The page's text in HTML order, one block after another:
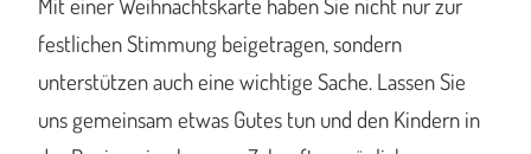
festlichen Stimmung beigetragen, sondern
unterstützen auch eine wichtige Sache. Lassen Sie
uns gemeinsam etwas Gutes tun und den Kindern in